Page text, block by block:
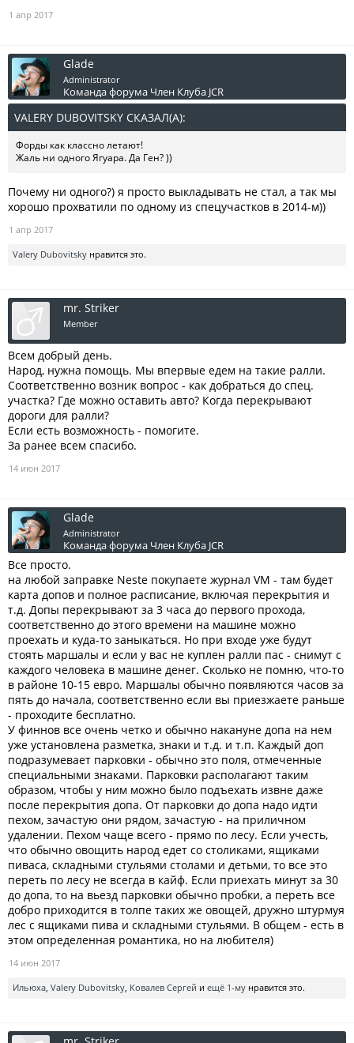
1 апр 2017
Glade
Administrator
Команда форума Член Клуба JCR
VALERY DUBOVITSKY СКАЗАЛ(А):
Форды как классно летают!
Жаль ни одного Ягуара. Да Ген? ))
Почему ни одного?) я просто выкладывать не стал, а так мы
хорошо прохватили по одному из спецучастков в 2014-м))
1 апр 2017
Valery Dubovitsky нравится это.
mr. Striker
Member
Всем добрый день.
Народ, нужна помощь. Мы впервые едем на такие ралли.
Соответственно возник вопрос - как добраться до спец.
участка? Где можно оставить авто? Когда перекрывают
дороги для ралли?
Если есть возможность - помогите.
За ранее всем спасибо.
14 июн 2017
Glade
Administrator
Команда форума Член Клуба JCR
Все просто.
на любой заправке Neste покупаете журнал VM - там будет
карта допов и полное расписание, включая перекрытия и
т.д. Допы перекрывают за 3 часа до первого прохода,
соответственно до этого времени на машине можно
проехать и куда-то заныкаться. Но при входе уже будут
стоять маршалы и если у вас не куплен ралли пас - снимут с
каждого человека в машине денег. Сколько не помню, что-то
в районе 10-15 евро. Маршалы обычно появляются часов за
пять до начала, соответственно если вы приезжаете раньше
- проходите бесплатно.
У финнов все очень четко и обычно накануне допа на нем
уже установлена разметка, знаки и т.д. и т.п. Каждый доп
подразумевает парковки - обычно это поля, отмеченные
специальными знаками. Парковки располагают таким
образом, чтобы у ним можно было подъехать извне даже
после перекрытия допа. От парковки до допа надо идти
пехом, зачастую они рядом, зачастую - на приличном
удалении. Пехом чаще всего - прямо по лесу. Если учесть,
что обычно овощить народ едет со столиками, ящиками
пиваса, складными стульями столами и детьми, то все это
переть по лесу не всегда в кайф. Если приехать минут за 30
до допа, то на вьезд парковки обычно пробки, а переть все
добро приходится в толпе таких же овощей, дружно штурмуя
лес с ящиками пива и складными стульями. В общем - есть в
этом определенная романтика, но на любителя)
14 июн 2017
Ильюха, Valery Dubovitsky, Ковалев Сергей и ещё 1-му нравится это.